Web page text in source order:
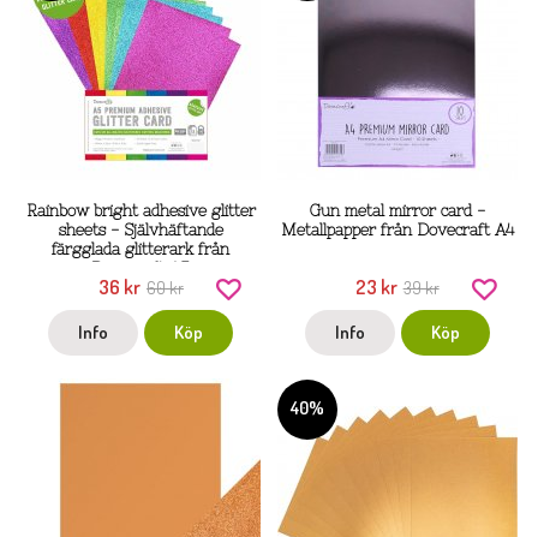
Rainbow bright adhesive glitter
sheets - Självhäftande
färgglada glitterark från
36 kr 60 kr
Info Köp
Gun metal mirror card -
Metallpapper från Dovecraft A4
23 kr 39 kr
Info Köp
40%